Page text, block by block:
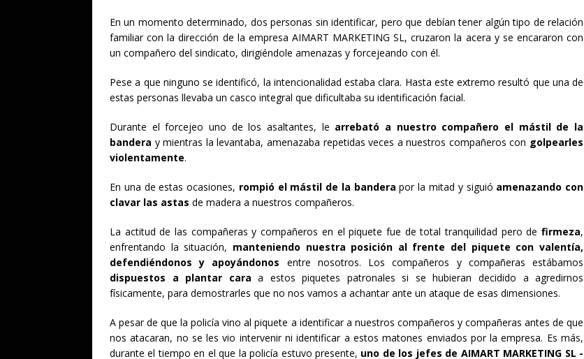
En un momento determinado, dos personas sin identificar, pero que debían tener algún tipo de relación
familiar con la dirección de la empresa AIMART MARKETING SL, cruzaron la acera y se encararon con
un compañero del sindicato, dirigiéndole amenazas y forcejeando con él.
Pese a que ninguno se identificó, la intencionalidad estaba clara. Hasta este extremo resultó que una de
estas personas llevaba un casco integral que dificultaba su identificación facial.
Durante el forcejeo uno de los asaltantes, le arrebató a nuestro compañero el mástil de la
bandera y mientras la levantaba, amenazaba repetidas veces a nuestros compañeros con golpearles
violentamente.
En una de estas ocasiones, rompió el mástil de la bandera por la mitad y siguió amenazando con
clavar las astas de madera a nuestros compañeros.
La actitud de las compañeras y compañeros en el piquete fue de total tranquilidad pero defirmeza,
enfrentando la situación, manteniendo nuestra posición al frente del piquete con valentía,
defendiéndonos y apoyándonos entre nosotros. Los compañeros y compañeras estábamos
dispuestos a plantar cara a estos piquetes patronales si se hubieran decidido a agredirnos
físicamente, para demostrarles que no nos vamos a achantar ante un ataque de esas dimensiones.
A pesar de que la policía vino al piquete a identificar a nuestros compañeros y compañeras antes de que
nos atacaran, no se les vio intervenir ni identificar a estos matones enviados por la empresa. Es más,
durante el tiempo en el que la policía estuvo presente, uno de los jefes de AIMART MARKETING SL -